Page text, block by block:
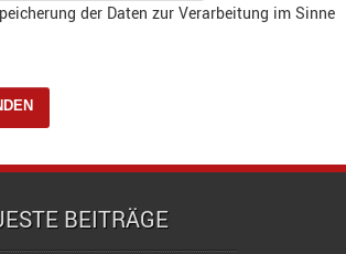
der Daten zur Verarbeitung im Sinne
BEITRÄGE